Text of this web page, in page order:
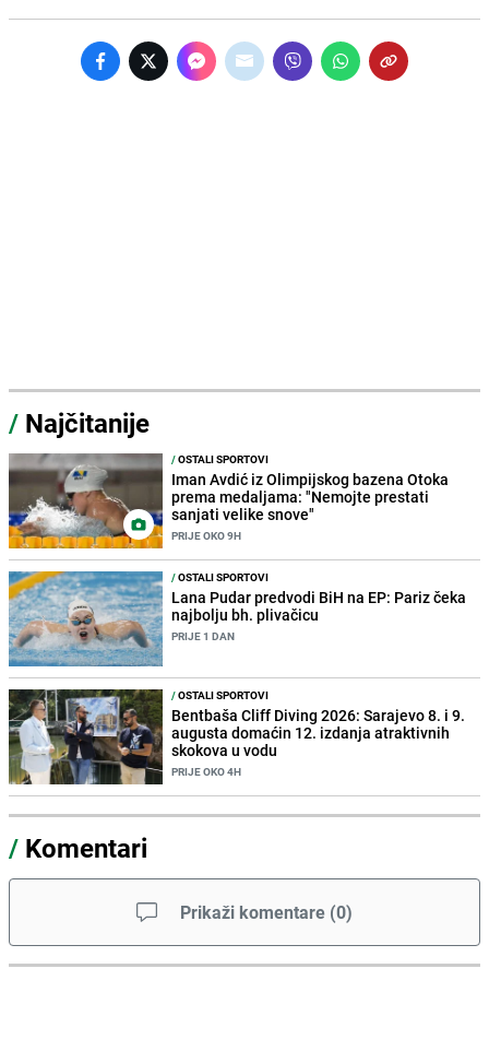
/ Najčitanije
/OSTALI SPORTOVI
Iman Avdić iz Olimpijskog bazena Otoka
prema medaljama: "Nemojte prestati
sanjati velike snove"
PRIJE OKO 9H
/OSTALI SPORTOVI
Lana Pudar predvodi BiH na EP: Pariz čeka
najbolju bh. plivačicu
PRIJE 1 DAN
/OSTALI SPORTOVI
Bentbaša Cliff Diving 2026: Sarajevo 8. i 9.
augusta domaćin 12. izdanja atraktivnih
skokova u vodu
PRIJE OKO 4H
/ Komentari
Prikaži komentare (0)